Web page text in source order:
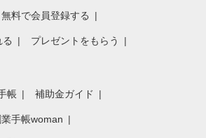
無料で会員登録する
プレゼントをもらう
帳 補助金ガイド
手帳woman